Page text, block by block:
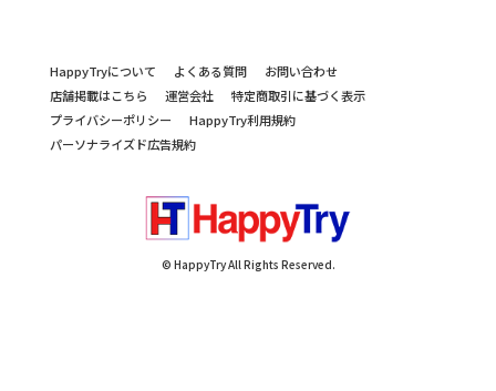
HappyTryについて よくある質問
お問い合わせ
店舗掲載はこちら
運営会社
特定商取引に基づく表示
プライバシーポリシー
HappyTry利用規約
パーソナライズド広告規約
© HappyTry All Rights Reserved.